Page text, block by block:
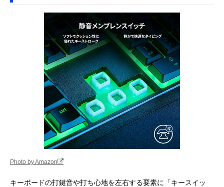
イヤレスキーボー
ド MK295GP
Amazonで見る
サンワサプライ 静
音スリムキーボー
ド SKB-WL29
オーソドックスな
ワイヤレスタイプ
幅452.2×奥行
Amazonで見る
ミステル(Mistel)
BAROCCO ML-
MD770R-U-
SR/BK（静音赤
軸）
分割モデルならで
はのレイアウトが
可能
幅320×奥行
高さ28〜
34.5mm（左右
ニット合体時）
Amazonで見る
Razer(レイザー)
Ornata V3 X JP
クッション性のあ
る心地よいキータ
ッチ
Amazonで見る
ット
スセット
ボードのみ）
Photo by Amazon
キーボードの打鍵音や打ち心地を左右する要素に「キースイッ